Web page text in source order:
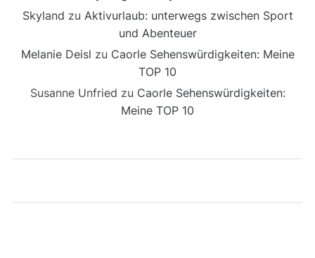
Skyland zu Aktivurlaub: unterwegs zwischen Sport
und Abenteuer
Melanie Deisl zu Caorle Sehenswürdigkeiten: Meine
TOP 10
Susanne Unfried zu Caorle Sehenswürdigkeiten:
Meine TOP 10